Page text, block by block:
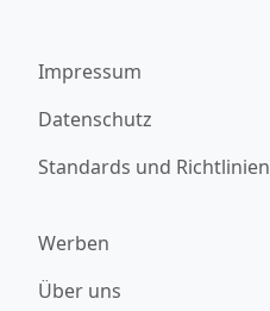
Impressum
Datenschutz
Standards und Richtlinien
Werben
Über uns